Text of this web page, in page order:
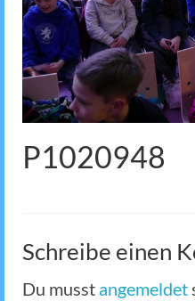
P1020948
Schreibe einen
Du musst angemeldet